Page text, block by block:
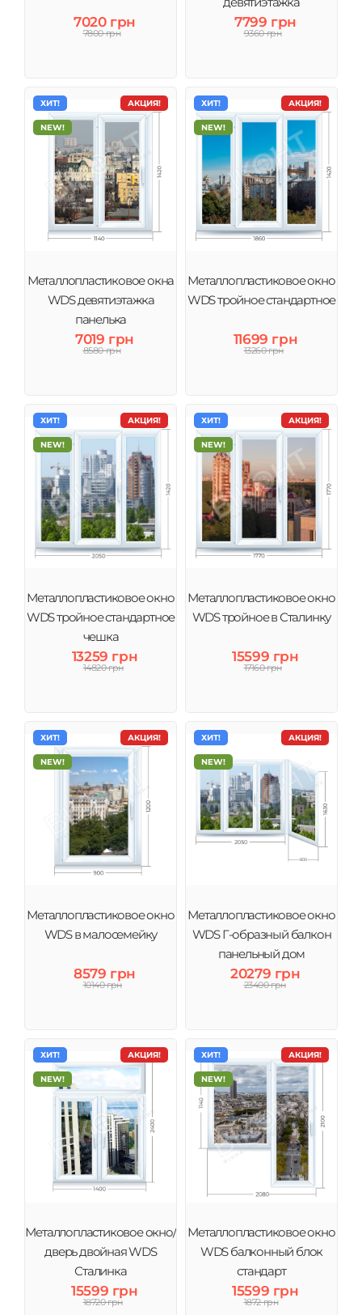
7020 грн
7800 грн
7799 грн
9360 грн
АКЦИЯ!
ХИТ!
NEW!
Металлопластиковое окна
WDS девятиэтажка
панелька
7019 грн
8580 грн
АКЦИЯ!
ХИТ!
NEW!
Металлопластиковое окно
WDS тройное стандартное
11699 грн
13260 грн
АКЦИЯ!
ХИТ!
NEW!
Металлопластиковое окно
WDS тройное стандартное
чешка
13259 грн
14820 грн
АКЦИЯ!
ХИТ!
NEW!
Металлопластиковое окно
WDS тройное в Сталинку
15599 грн
17160 грн
АКЦИЯ!
ХИТ!
NEW!
Металлопластиковое окно
WDS в малосемейку
8579 грн
10140 грн
АКЦИЯ!
ХИТ!
NEW!
Металлопластиковое окно
WDS Г-образный балкон
панельный дом
20279 грн
23400 грн
АКЦИЯ!
ХИТ!
NEW!
Металлопластиковое окно/
дверь двойная WDS
Сталинка
15599 грн
18720 грн
АКЦИЯ!
ХИТ!
NEW!
Металлопластиковое окно
WDS балконный блок
стандарт
15599 грн
1872 грн